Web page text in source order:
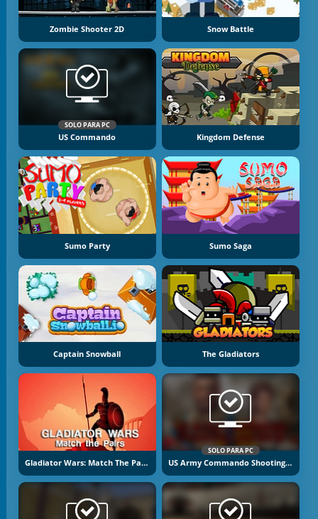
Zombie Shooter 2D Snow Battle
SOLO PARA PC
US Commando Kingdom Defense
Sumo Party Sumo Saga
Captain Snowball The Gladiators
Gladiator Wars: Match The Pairs
SOLO PARA PC
US Army Commando Shooting Warzone